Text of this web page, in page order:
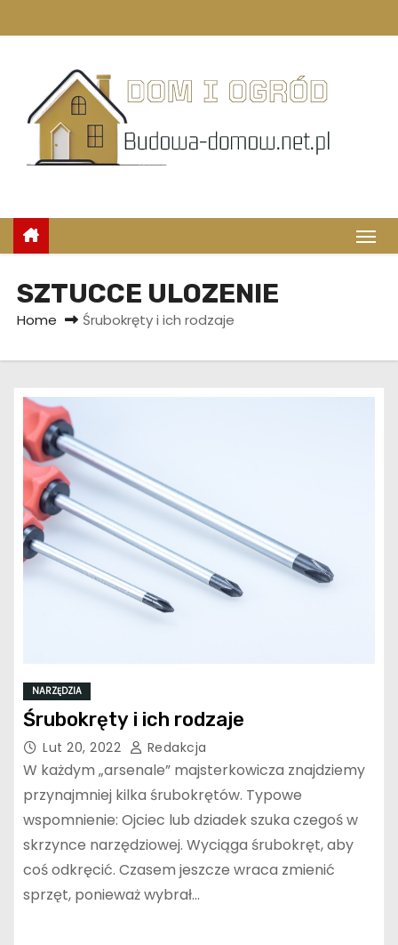
k
e
SZTUCCE ULOZENIE
Home Śrubokręty i ich rodzaje
NARZĘDZIA
Śrubokręty i ich rodzaje
Lut 20, 2022 Redakcja
W każdym „arsenale” majsterkowicza znajdziemy
przynajmniej kilka śrubokrętów. Typowe
wspomnienie: Ojciec lub dziadek szuka czegoś w
skrzynce narzędziowej. Wyciąga śrubokręt, aby
coś odkręcić. Czasem jeszcze wraca zmienić
sprzęt, ponieważ wybrał…